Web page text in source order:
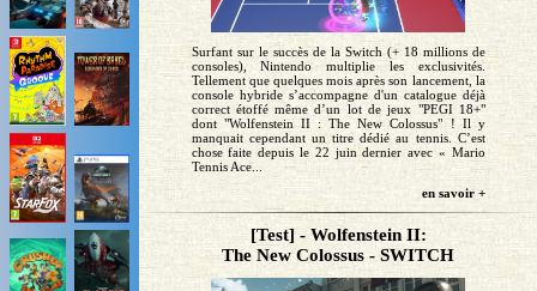
Surfant sur le succès de la Switch (+ 18 millions de
consoles), Nintendo multiplie les exclusivités.
Tellement que quelques mois après son lancement, la
console hybride s’accompagne d'un catalogue déjà
correct étoffé même d’un lot de jeux "PEGI 18+"
dont "Wolfenstein II : The New Colossus" ! Il y
manquait cependant un titre dédié au tennis. C’est
chose faite depuis le 22 juin dernier avec « Mario
Tennis Ace...
en savoir +
[Test] - Wolfenstein II:
The New Colossus - SWITCH